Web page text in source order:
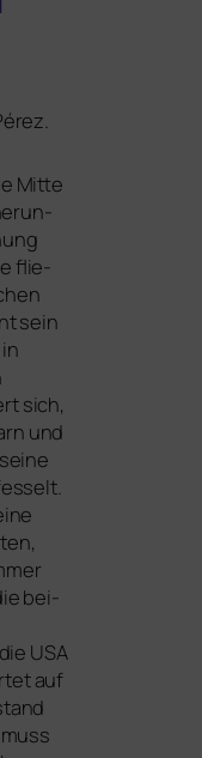
Mitte
flie­
sein
sich,
und
bei­
USA
auf